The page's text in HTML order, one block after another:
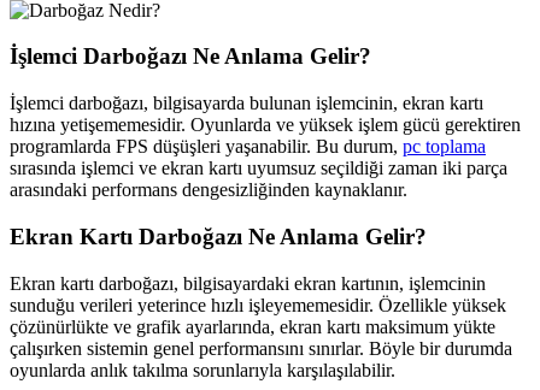
İşlemci Darboğazı Ne Anlama Gelir?
İşlemci darboğazı, bilgisayarda bulunan işlemcinin, ekran kartı
hızına yetişememesidir. Oyunlarda ve yüksek işlem gücü gerektiren
programlarda FPS düşüşleri yaşanabilir. Bu durum, pc toplama
sırasında işlemci ve ekran kartı uyumsuz seçildiği zaman iki parça
arasındaki performans dengesizliğinden kaynaklanır.
Ekran Kartı Darboğazı Ne Anlama Gelir?
Ekran kartı darboğazı, bilgisayardaki ekran kartının, işlemcinin
sunduğu verileri yeterince hızlı işleyememesidir. Özellikle yüksek
çözünürlükte ve grafik ayarlarında, ekran kartı maksimum yükte
çalışırken sistemin genel performansını sınırlar. Böyle bir durumda
oyunlarda anlık takılma sorunlarıyla karşılaşılabilir.